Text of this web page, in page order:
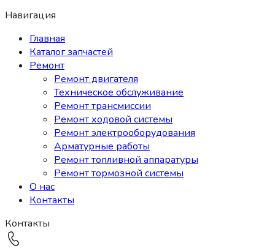
Навигация
Главная
Каталог запчастей
Ремонт
Ремонт двигателя
Техническое обслуживание
Ремонт трансмиссии
Ремонт ходовой системы
Ремонт электрооборудования
Арматурные работы
Ремонт топливной аппаратуры
Ремонт тормозной системы
О нас
Контакты
Контакты